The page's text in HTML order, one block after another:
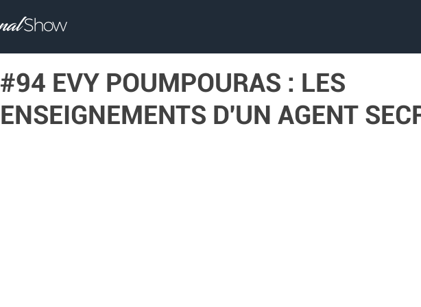
#94 EVY POUMPOURAS : LES
ENSEIGNEMENTS D'UN AGENT